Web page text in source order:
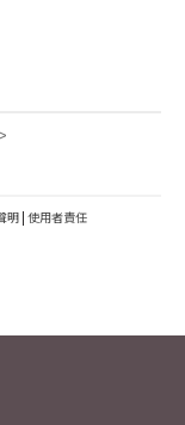
明 | 使用者責任